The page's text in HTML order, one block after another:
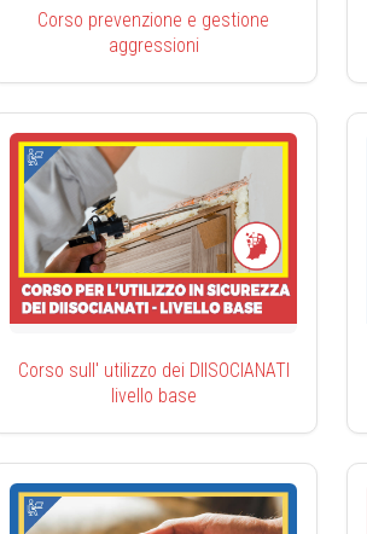
Corso prevenzione e gestione
aggressioni
Corso sull' utilizzo dei DIISOCIANATI
livello base